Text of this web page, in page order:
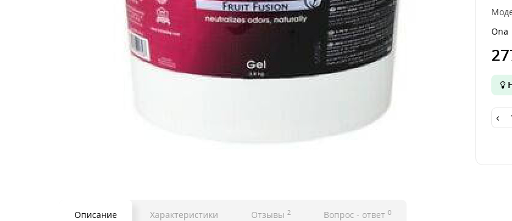
Ona
Описание Характеристики Отзывы 2 Вопрос - ответ 0